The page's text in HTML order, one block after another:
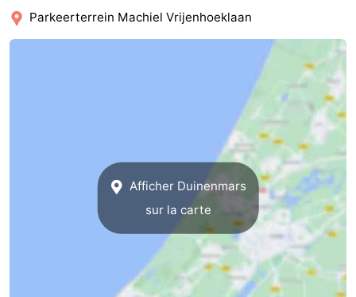
Brouwershaven
-
Parkeerterrein Machiel Vrijenhoeklaan
Afficher Duinenmars
sur la carte